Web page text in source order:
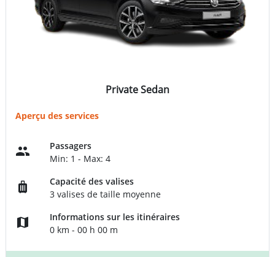
Private Sedan
Aperçu des services
Passagers
Min: 1 - Max: 4
Capacité des valises
3 valises de taille moyenne
Informations sur les itinéraires
0 km - 00 h 00 m